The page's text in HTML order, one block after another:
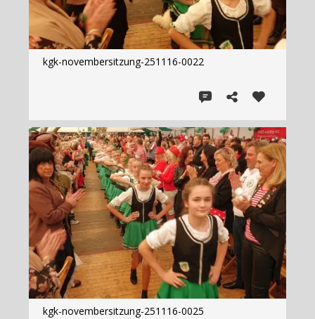
kgk-novembersitzung-251116-0022
kgk-novembersitzung-251116-0025